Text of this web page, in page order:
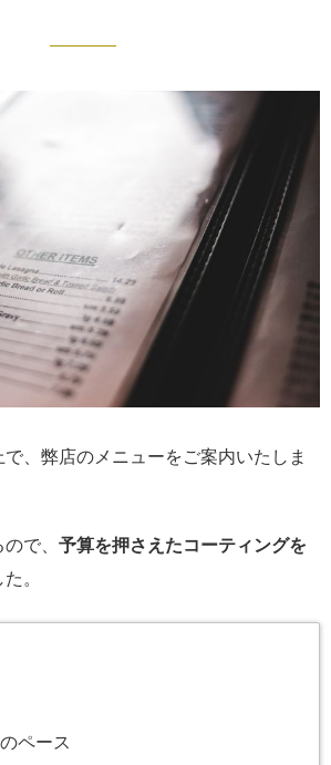
、弊店のメニューをご案内いたしま
で、 予算を押さえたコーティングを
。
ペース